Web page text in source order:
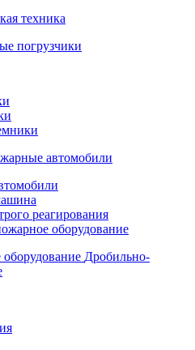
техника
погрузчики
автомобили
реагирования
оборудование
Дробильно-